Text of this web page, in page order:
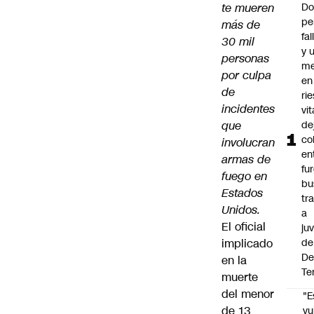
te mueren
más de
30 mil
personas
por culpa
de
incidentes
que
involucran
armas de
fuego en
Estados
Unidos.
El oficial
implicado
en la
muerte
del menor
de 13
y
en
a
de